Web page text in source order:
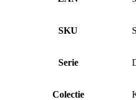
SKU
Serie
Colectie